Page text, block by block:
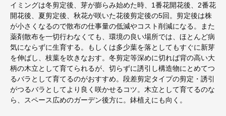
イミングは冬剪定後、芽が膨らみ始めた時、1番花開花後、2番花
開花後、夏剪定後、秋花が咲いた花後剪定後の5回。剪定後は株
が小さくなるので散布の仕事量の低減やコスト削減になる。また
薬剤散布を一切行わなくても、環境の良い場所では、ほとんど病
気にならずに生育する。もしくは多少葉を落としてもすぐに新芽
を伸ばし、枝葉を吹きなおす。冬剪定等深めに切れば背の高い大
柄の木立として育てられるが、切らずに誘引し構造物にとめてつ
るバラとして育てるのがおすすめ。段差剪定タイプの剪定・誘引
がつるバラとしてより良く咲かせるコツ。木立として育てるのな
ら、スペース広めのガーデン後方に。鉢植えにも向く。